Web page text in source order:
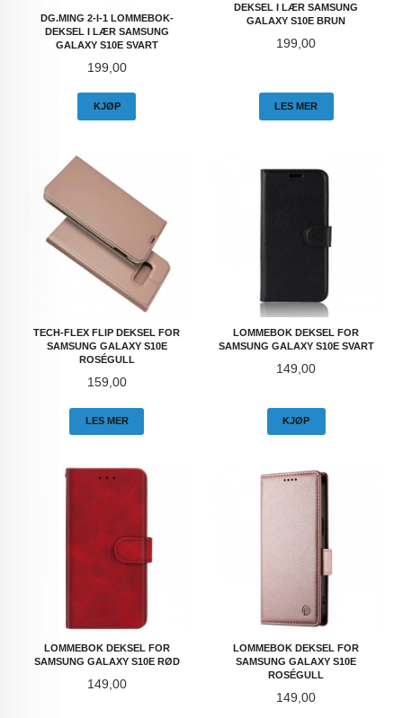
DG.MING 2-I-1 LOMMEBOK-
DEKSEL I LÆR SAMSUNG
GALAXY S10E SVART
Pris
199,00
KJØP
DEKSEL I LÆR SAMSUNG
GALAXY S10E BRUN
Pris
199,00
LES MER
TECH-FLEX FLIP DEKSEL FOR
SAMSUNG GALAXY S10E
ROSÉGULL
Pris
159,00
LES MER
LOMMEBOK DEKSEL FOR
SAMSUNG GALAXY S10E SVART
Pris
149,00
KJØP
LOMMEBOK DEKSEL FOR
SAMSUNG GALAXY S10E RØD
Pris
149,00
LOMMEBOK DEKSEL FOR
SAMSUNG GALAXY S10E
ROSÉGULL
Pris
149,00